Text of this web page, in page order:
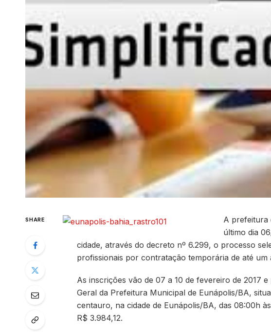
SHARE
A prefeitura
último dia
cidade, através do decreto nº 6.299, o processo
profissionais por contratação temporária de até um
As inscrições vão de 07 a 10 de fevereiro de 2017
Geral da Prefeitura Municipal de Eunápolis/BA,
centauro, na cidade de Eunápolis/BA, das 08:00h
R$ 3.984,12.